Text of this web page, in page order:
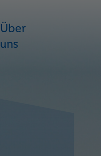
Über
uns